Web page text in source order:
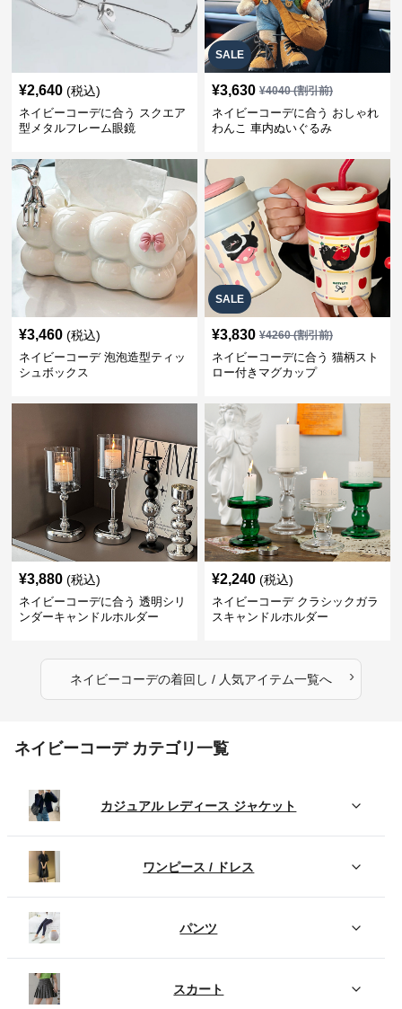
¥2,640 (税込)
ネイビーコーデに合う スクエア
型メタルフレーム眼鏡
SALE
¥3,630 ¥4040(割引前)
ネイビーコーデに合う おしゃれ
わんこ 車内ぬいぐるみ
¥3,460 (税込)
ネイビーコーデ 泡泡造型ティッ
シュボックス
SALE
¥3,830 ¥4260(割引前)
ネイビーコーデに合う 猫柄スト
ロー付きマグカップ
¥3,880 (税込)
ネイビーコーデに合う 透明シリ
ンダーキャンドルホルダー
¥2,240 (税込)
ネイビーコーデ クラシックガラ
スキャンドルホルダー
ネイビーコーデの着回し / 人気アイテム一覧へ ›
ネイビーコーデ カテゴリ一覧
カジュアル レディース ジャケット
ワンピース / ドレス
パンツ
スカート